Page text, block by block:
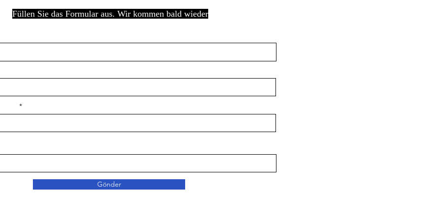
Füllen Sie das Formular aus. Wir kommen bald wieder
Gönder